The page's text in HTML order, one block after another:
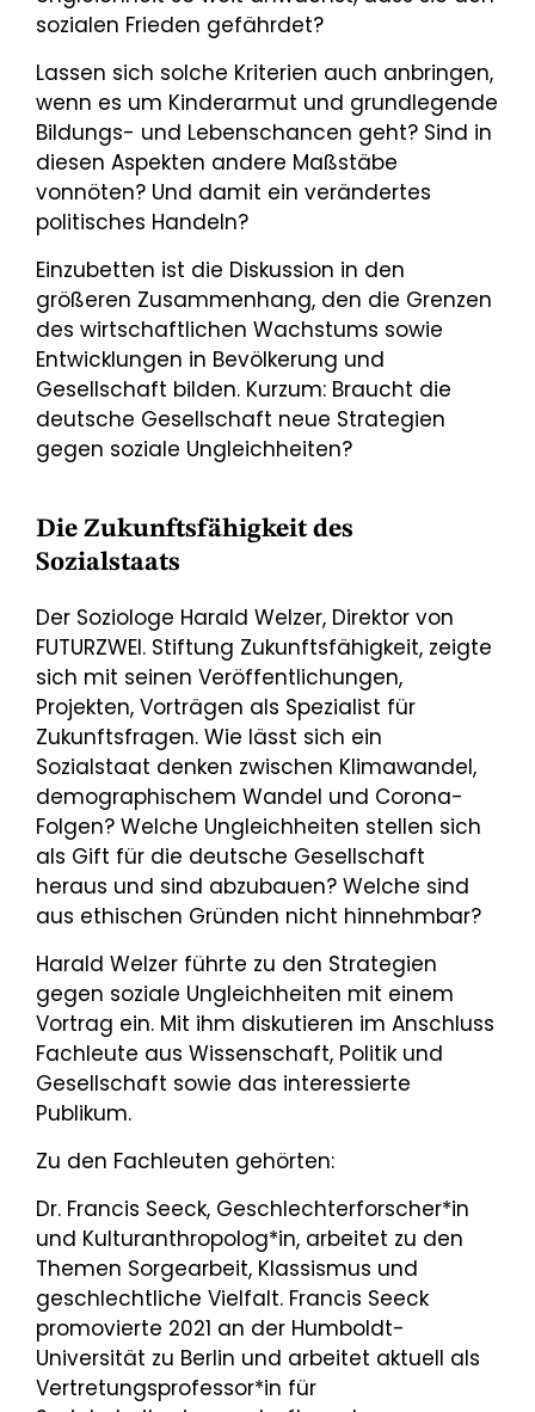
sozialen Frieden gefährdet?
Lassen sich solche Kriterien auch anbringen,
wenn es um Kinderarmut und grundlegende
Bildungs- und Lebenschancen geht? Sind in
diesen Aspekten andere Maßstäbe
vonnöten? Und damit ein verändertes
politisches Handeln?
Einzubetten ist die Diskussion in den
größeren Zusammenhang, den die Grenzen
des wirtschaftlichen Wachstums sowie
Entwicklungen in Bevölkerung und
Gesellschaft bilden. Kurzum: Braucht die
deutsche Gesellschaft neue Strategien
gegen soziale Ungleichheiten?
Die Zukunftsfähigkeit des
Sozialstaats
Der Soziologe Harald Welzer, Direktor von
FUTURZWEI. Stiftung Zukunftsfähigkeit, zeigte
sich mit seinen Veröffentlichungen,
Projekten, Vorträgen als Spezialist für
Zukunftsfragen. Wie lässt sich ein
Sozialstaat denken zwischen Klimawandel,
demographischem Wandel und Corona-
Folgen? Welche Ungleichheiten stellen sich
als Gift für die deutsche Gesellschaft
heraus und sind abzubauen? Welche sind
aus ethischen Gründen nicht hinnehmbar?
Harald Welzer führte zu den Strategien
gegen soziale Ungleichheiten mit einem
Vortrag ein. Mit ihm diskutieren im Anschluss
Fachleute aus Wissenschaft, Politik und
Gesellschaft sowie das interessierte
Publikum.
Zu den Fachleuten gehörten:
Dr. Francis Seeck, Geschlechterforscher*in
und Kulturanthropolog*in, arbeitet zu den
Themen Sorgearbeit, Klassismus und
geschlechtliche Vielfalt. Francis Seeck
promovierte 2021 an der Humboldt-
Universität zu Berlin und arbeitet aktuell als
Vertretungsprofessor*in für